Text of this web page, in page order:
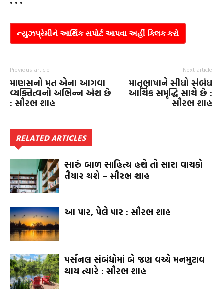
• • •
ન્યુઝપ્રેમીને આર્થિક સપોર્ટ આપવા અહીં ક્લિક કરો
Previous article
માણસનો મત એના આગવા
વ્યક્તિત્વનો અભિન્ન અંશ છે
: સૌરભ શાહ
Next article
માતૃભાષાને સીધો સંબંધ
આર્થિક સમૃદ્ધિ સાથે છે :
સૌરભ શાહ
RELATED ARTICLES
સારું બાળ સાહિત્ય હશે તો સારા વાચકો
તૈયાર થશે – સૌરભ શાહ
આ પાર, પેલે પાર : સૌરભ શાહ
પર્સનલ સંબંધોમાં બે જણ વચ્ચે મનમુટાવ
થાય ત્યારે : સૌરભ શાહ